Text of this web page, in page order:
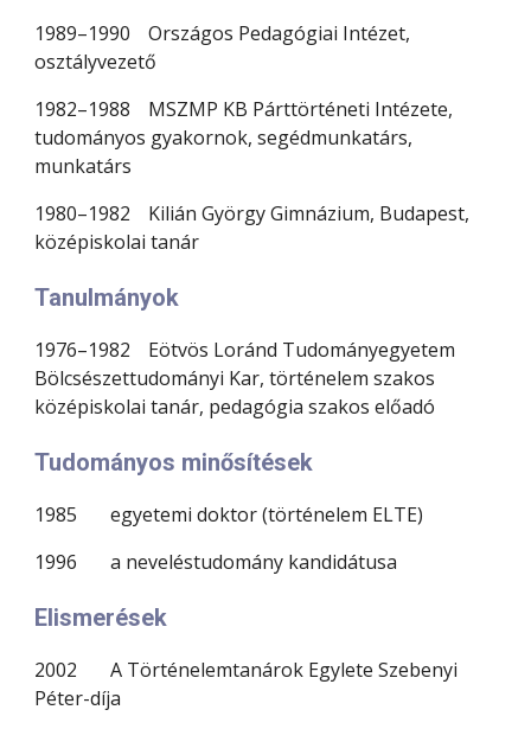
1989–1990
Országos Pedagógiai Intézet,
osztályvezető
1982–1988
MSZMP KB Párttörténeti Intézete,
tudományos gyakornok, segédmunkatárs,
munkatárs
1980–1982
Kilián György Gimnázium, Budapest,
középiskolai tanár
Tanulmányok
1976–1982
Eötvös Loránd Tudományegyetem
Bölcsészettudományi Kar, történelem szakos
középiskolai tanár, pedagógia szakos előadó
Tudományos minősítések
1985
egyetemi doktor (történelem ELTE)
1996 a neveléstudomány kandidátusa
Elismerések
2002
A Történelemtanárok Egylete Szebenyi
Péter-díja